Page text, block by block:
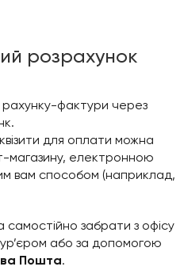
розрахунок
рахунку-фактури через
для оплати можна
магазину, електронною
вам способом (наприклад,
забрати з офісу
або за допомогою
Пошта.